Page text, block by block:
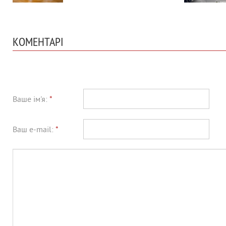
КОМЕНТАРІ
Ваше ім'я: *
Ваш e-mail: *